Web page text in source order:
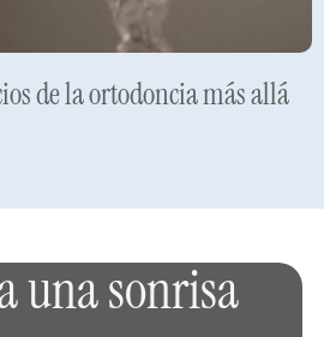
de la ortodoncia más allá
una sonrisa